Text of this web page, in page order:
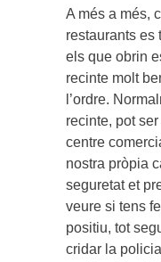
A més a més,
restaurants es
els que obrin
recinte molt
l’ordre.
recinte, pot
centre
nostra pròpia
seguretat et
veure si tens
positiu, tot
cridar la policia